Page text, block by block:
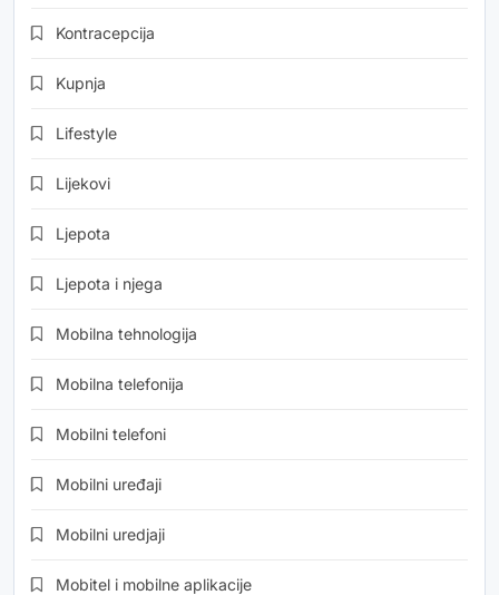
Kontracepcija
Kupnja
Lifestyle
Lijekovi
Ljepota
Ljepota i njega
Mobilna tehnologija
Mobilna telefonija
Mobilni telefoni
Mobilni uređaji
Mobilni uredjaji
Mobitel i mobilne aplikacije